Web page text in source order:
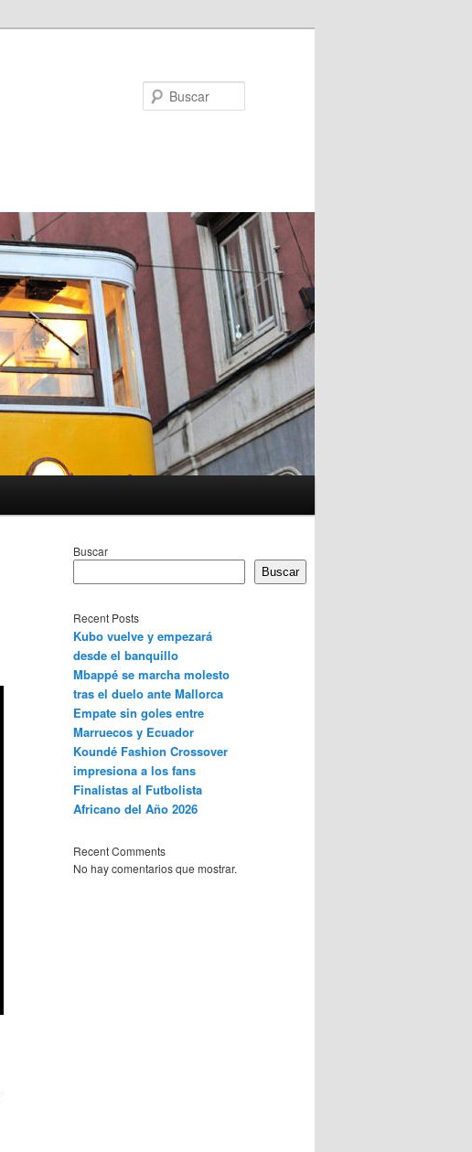
Buscar
Buscar
Recent Posts
Kubo vuelve y empezará
desde el banquillo
Mbappé se marcha molesto
tras el duelo ante Mallorca
Empate sin goles entre
Marruecos y Ecuador
Koundé Fashion Crossover
impresiona a los fans
Finalistas al Futbolista
Africano del Año 2026
Recent Comments
No hay comentarios que mostrar.